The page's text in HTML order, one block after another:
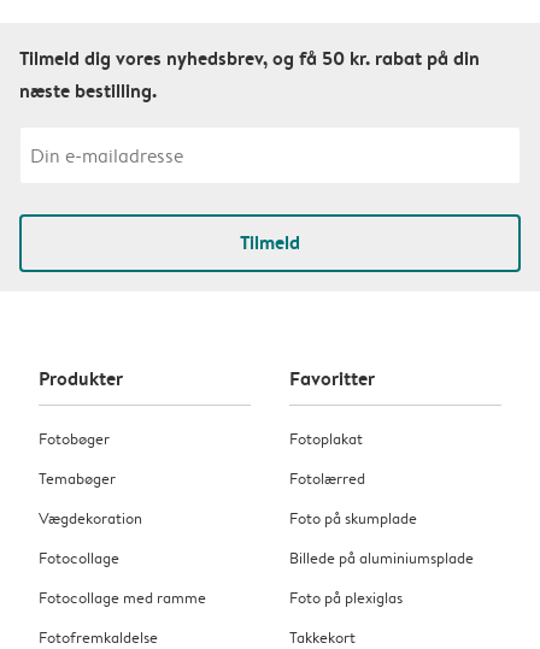
Tilmeld dig vores nyhedsbrev, og få 50 kr. rabat på din
næste bestilling.
Tilmeld
Produkter
Fotobøger
Temabøger
Vægdekoration
Fotocollage
Fotocollage med ramme
Fotofremkaldelse
Favoritter
Fotoplakat
Fotolærred
Foto på skumplade
Billede på aluminiumsplade
Foto på plexiglas
Takkekort